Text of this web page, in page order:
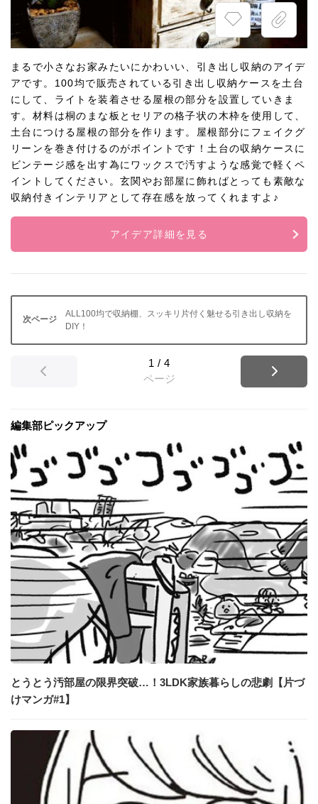
まるで小さなお家みたいにかわいい、引き出し収納のアイデ
アです。100均で販売されている引き出し収納ケースを土台
にして、ライトを装着させる屋根の部分を設置していきま
す。材料は桐のまな板とセリアの格子状の木枠を使用して、
土台につける屋根の部分を作ります。屋根部分にフェイクグ
リーンを巻き付けるのがポイントです！土台の収納ケースに
ビンテージ感を出す為にワックスで汚すような感覚で軽くペ
イントしてください。玄関やお部屋に飾ればとっても素敵な
収納付きインテリアとして存在感を放ってくれますよ♪
アイデア詳細を見る
ALL100均で収納棚、スッキリ片付く魅せる引き出し収納を
DIY！
1 / 4
ページ
編集部ピックアップ
とうとう汚部屋の限界突破…！3LDK家族暮らしの悲劇【片づ
けマンガ#1】